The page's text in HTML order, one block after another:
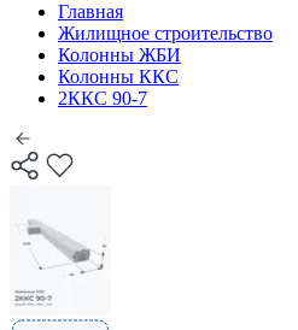
Главная
Жилищное строительство
Колонны ЖБИ
Колонны ККС
2ККС 90-7